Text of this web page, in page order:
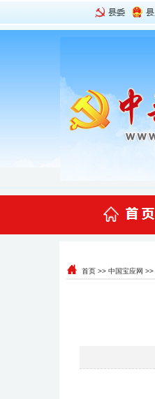
首页>> 中国宝应网 >>